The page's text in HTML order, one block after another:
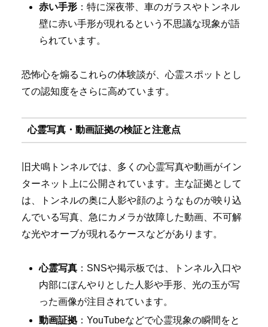
赤い手形 ：特に深夜帯、車のガラスやトンネル
壁に赤い手形が現れるという不思議な現象が語
られています。
恐怖心を煽るこれらの体験談が、心霊スポットとし
ての認知度をさらに高めています。
心霊写真・動画証拠の検証と注意点
旧犬鳴トンネルでは、多くの心霊写真や動画がイン
ターネット上に公開されています。主な証拠として
は、トンネルの奥に人影や顔のようなものが映り込
んでいる写真、急にカメラが故障した動画、不可解
な光やオーブが現れるケースなどがあります。
心霊写真 ：SNSや掲示板では、トンネル入口や
内部にぼんやりとした人影や手形、光の玉が写
った画像が注目されています。
動画証拠 ：YouTubeなどで心霊現象の瞬間をと